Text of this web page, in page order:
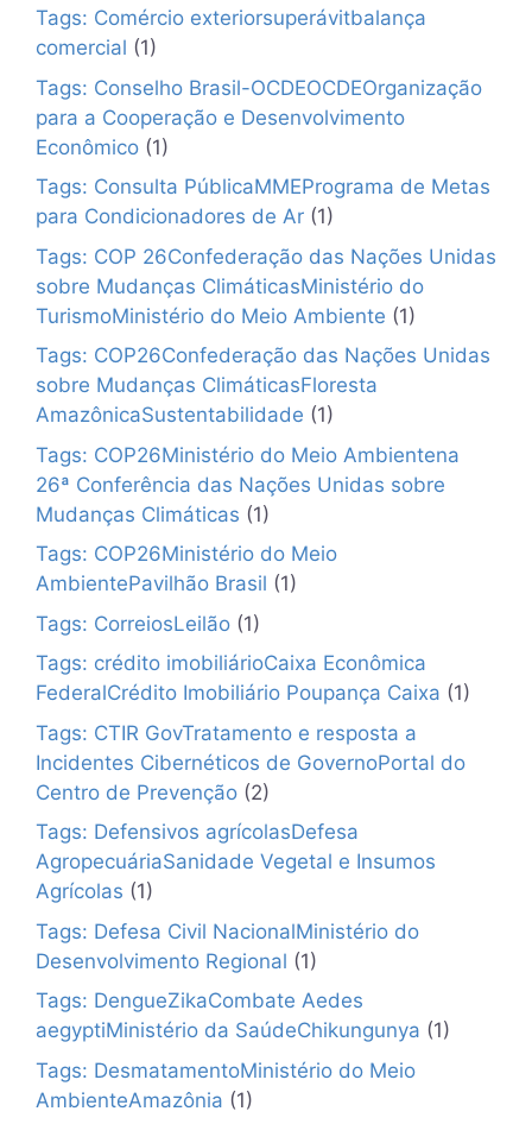
Tags: Comércio exteriorsuperávitbalança
comercial (1)
Tags: Conselho Brasil-OCDEOCDEOrganização
para a Cooperação e Desenvolvimento
Econômico (1)
Tags: Consulta PúblicaMMEPrograma de Metas
para Condicionadores de Ar (1)
Tags: COP 26Confederação das Nações Unidas
sobre Mudanças ClimáticasMinistério do
TurismoMinistério do Meio Ambiente (1)
Tags: COP26Confederação das Nações Unidas
sobre Mudanças ClimáticasFloresta
AmazônicaSustentabilidade (1)
Tags: COP26Ministério do Meio Ambientena
26ª Conferência das Nações Unidas sobre
Mudanças Climáticas (1)
Tags: COP26Ministério do Meio
AmbientePavilhão Brasil (1)
Tags: CorreiosLeilão (1)
Tags: crédito imobiliárioCaixa Econômica
FederalCrédito Imobiliário Poupança Caixa (1)
Tags: CTIR GovTratamento e resposta a
Incidentes Cibernéticos de GovernoPortal do
Centro de Prevenção (2)
Tags: Defensivos agrícolasDefesa
AgropecuáriaSanidade Vegetal e Insumos
Agrícolas (1)
Tags: Defesa Civil NacionalMinistério do
Desenvolvimento Regional (1)
Tags: DengueZikaCombate Aedes
aegyptiMinistério da SaúdeChikungunya (1)
Tags: DesmatamentoMinistério do Meio
AmbienteAmazônia (1)